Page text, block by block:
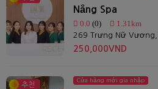
Nắng Spa
0.0 (0) 1.31km
250,000VND
추천
Cửa hàng mới gia nhập